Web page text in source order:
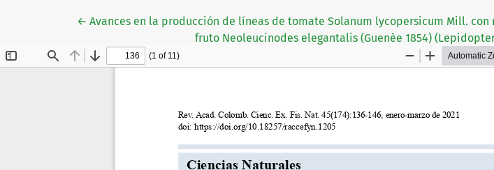
←Volver a los detalles del artículo
Avances en la producción de líneas de tomate Solanum lycopersicum Mill.
fruto Neoleucinodes elegantalis (Guenèe 1854)